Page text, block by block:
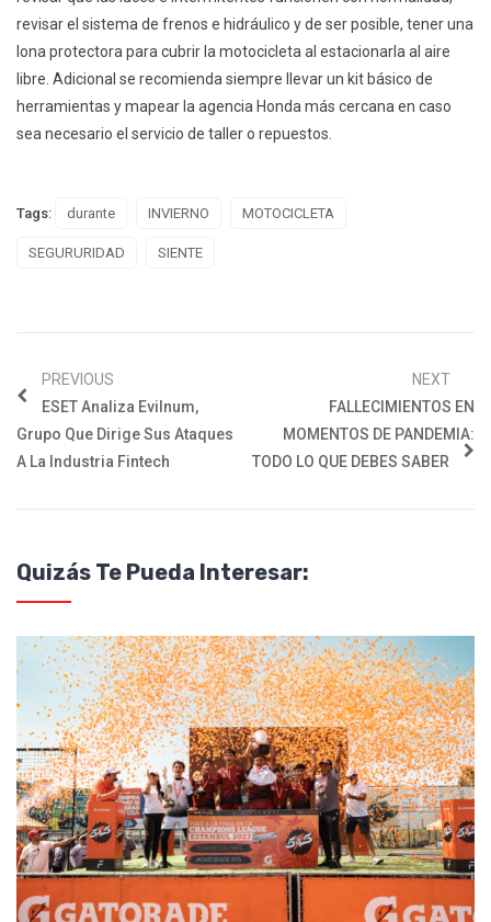
revisar el sistema de frenos e hidráulico y de ser posible, tener una
lona protectora para cubrir la motocicleta al estacionarla al aire
libre. Adicional se recomienda siempre llevar un kit básico de
herramientas y mapear la agencia Honda más cercana en caso
sea necesario el servicio de taller o repuestos.
Tags: durante INVIERNO MOTOCICLETA
SEGURURIDAD SIENTE
PREVIOUS
ESET Analiza Evilnum,
Grupo Que Dirige Sus Ataques
A La Industria Fintech
NEXT
FALLECIMIENTOS EN
MOMENTOS DE PANDEMIA:
TODO LO QUE DEBES SABER
Quizás Te Pueda Interesar: